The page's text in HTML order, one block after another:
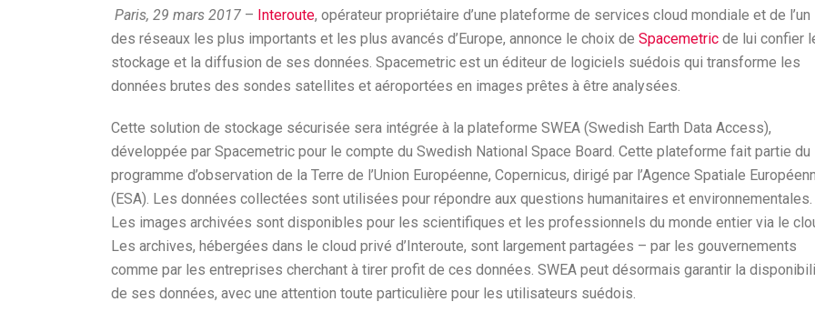
Paris, 29 mars 2017 – Interoute, opérateur propriétaire d’une plateforme de services cloud mondiale et de l’un
des réseaux les plus importants et les plus avancés d’Europe, annonce le choix de Spacemetric de lui confier
stockage et la diffusion de ses données. Spacemetric est un éditeur de logiciels suédois qui transforme les
données brutes des sondes satellites et aéroportées en images prêtes à être analysées.
Cette solution de stockage sécurisée sera intégrée à la plateforme SWEA (Swedish Earth Data Access),
développée par Spacemetric pour le compte du Swedish National Space Board. Cette plateforme fait partie du
programme d’observation de la Terre de l’Union Européenne, Copernicus, dirigé par l’Agence Spatiale
(ESA). Les données collectées sont utilisées pour répondre aux questions humanitaires et environnementales.
Les images archivées sont disponibles pour les scientifiques et les professionnels du monde entier via le
Les archives, hébergées dans le cloud privé d’Interoute, sont largement partagées – par les gouvernements
comme par les entreprises cherchant à tirer profit de ces données. SWEA peut désormais garantir la
de ses données, avec une attention toute particulière pour les utilisateurs suédois.